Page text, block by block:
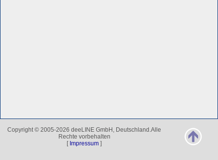
Copyright © 2005-2026 deeLINE GmbH, Deutschland.Alle
Rechte vorbehalten
[ Impressum ]